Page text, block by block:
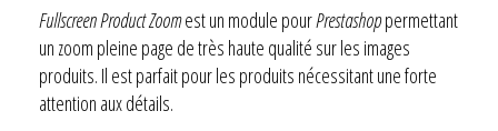
Fullscreen Product Zoomest un module pourPrestashoppermettant
un zoom pleine page de très haute qualité sur les images
produits. Il est parfait pour les produits nécessitant une forte
attention aux détails.